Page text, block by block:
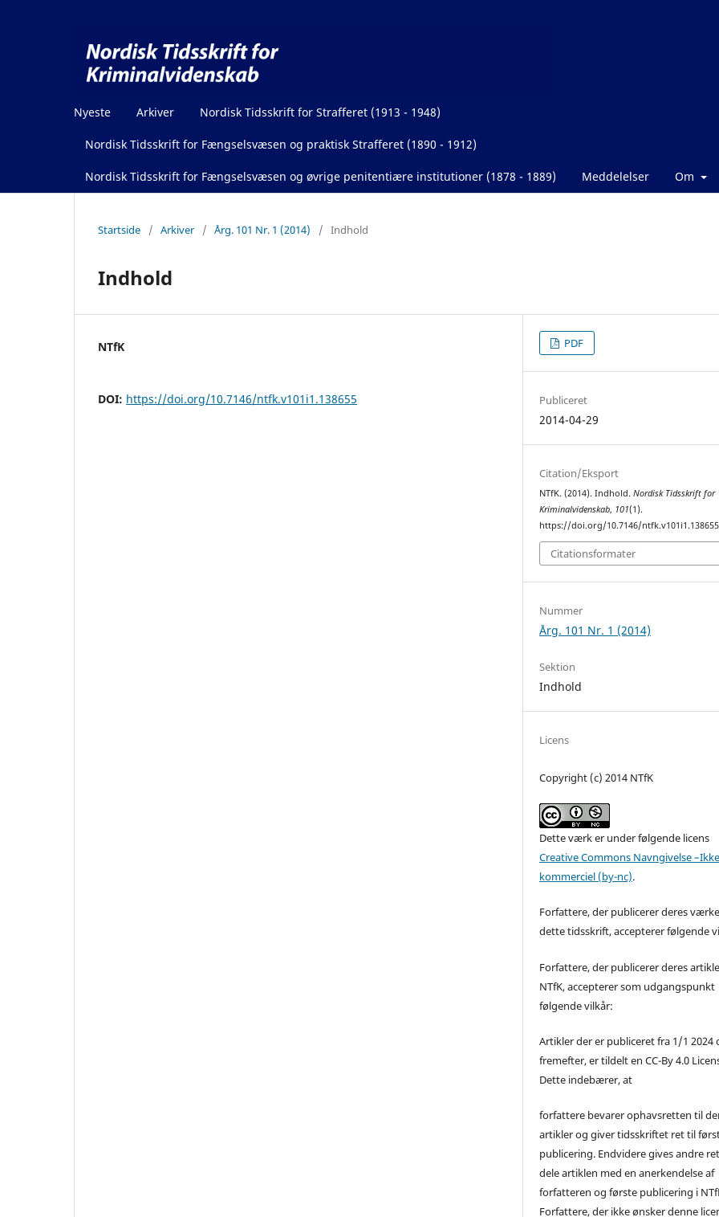
Nyeste Arkiver Nordisk Tidsskrift for Strafferet (1913 - 1948)
Nordisk Tidsskrift for Fængselsvæsen og praktisk Strafferet (1890 - 1912)
Nordisk Tidsskrift for Fængselsvæsen og øvrige penitentiære institutioner (1878 - 1889) Meddelelser Om
Startside / Arkiver / Årg. 101 Nr. 1 (2014) / Indhold
Indhold
NTfK
DOI: https://doi.org/10.7146/ntfk.v101i1.138655
PDF
Publiceret
2014-04-29
Citation/Eksport
NTfK. (2014). Indhold.Nordisk Tidsskrift for
Kriminalvidenskab, 101(1).
https://doi.org/10.7146/ntfk.v101i1.138655
Citationsformater
Nummer
Årg. 101 Nr. 1 (2014)
Sektion
Indhold
Licens
Copyright (c) 2014 NTfK
Dette værk er under følgende licens
Creative Commons Navngivelse
kommerciel (by-nc).
Forfattere, der publicerer deres
dette tidsskrift, accepterer følgende
Forfattere, der publicerer deres
NTfK, accepterer som udgangspunkt
følgende vilkår:
Artikler der er publiceret fra 1/1 2024
fremefter, er tildelt en CC-By 4.0
Dette indebærer, at
forfattere bevarer ophavsretten til
artikler og giver tidsskriftet ret til
publicering. Endvidere gives andre
dele artiklen med en anerkendelse af
forfatteren og første publicering i
Forfattere, der ikke ønsker denne